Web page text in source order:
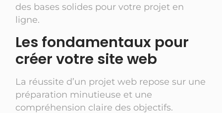
des bases solides pour votre projet en
ligne.
Les fondamentaux pour
créer votre site web
La réussite d’un projet web repose sur une
préparation minutieuse et une
compréhension claire des objectifs.